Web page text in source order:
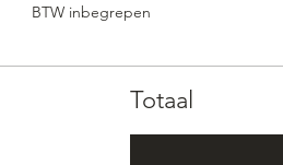
BTW inbegrepen
Totaal